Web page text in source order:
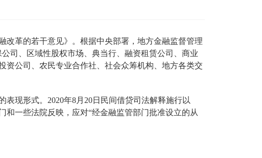
改革的若干意见》。根据中央部署，地方金融监督管理
司、区域性股权市场、典当行、融资租赁公司、商业
资公司、农民专业合作社、社会众筹机构、地方各类交
现形式。2020年8月20日民间借贷司法解释施行以
和一些法院反映，应对“经金融监管部门批准设立的从